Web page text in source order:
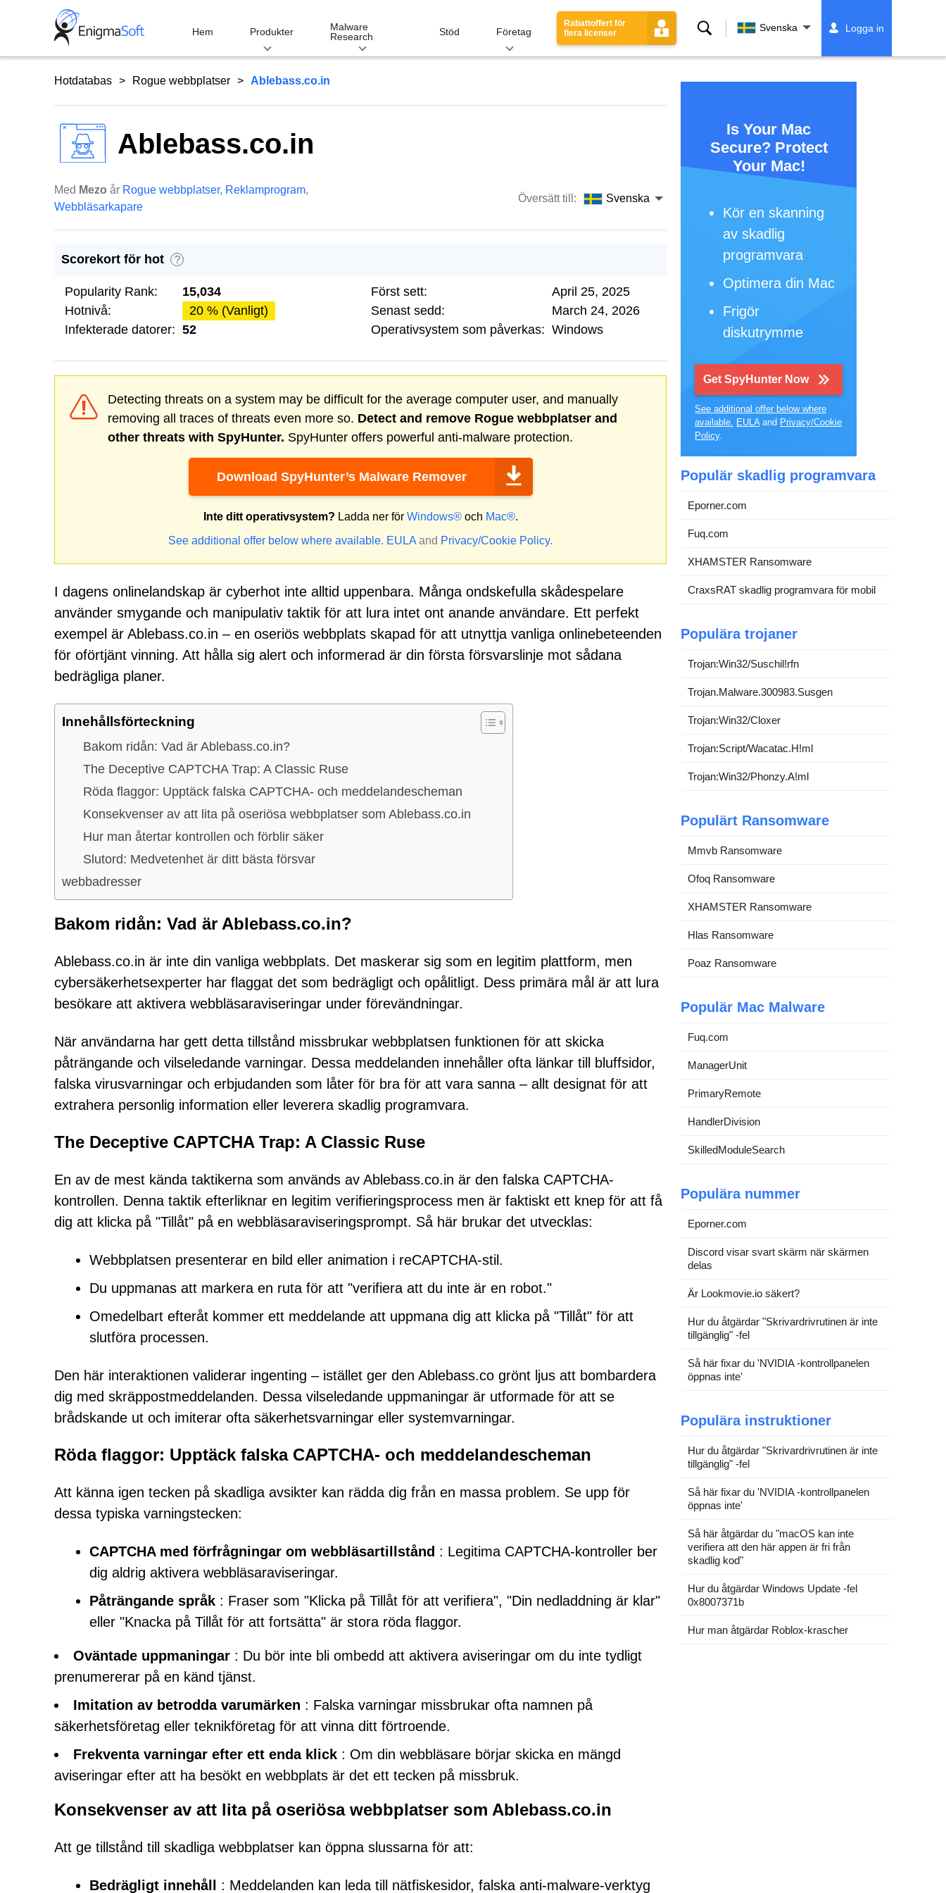
Hem Produkter
Malware
Research
Stöd Företag
Rabattoffert för
flera licenser
Sök Svenska Logga in
Hotdatabas Rogue webbplatser Ablebass.co.in
Ablebass.co.in
Med Mezo år Rogue webbplatser, Reklamprogram,
Webbläsarkapare
Översätt till: Svenska
Scorekort för hot ?
Popularity Rank:
15,034
Hotnivå:
20 % (Vanligt)
Infekterade datorer: 52
Först sett:
April 25, 2025
Senast sedd:
March 24, 2026
Operativsystem som påverkas: Windows
Detecting threats on a system may be difficult for the average computer user, and manually
removing all traces of threats even more so. Detect and remove Rogue webbplatser and
other threats with SpyHunter. SpyHunter offers powerful anti-malware protection.
Download SpyHunter’s Malware Remover
Inte ditt operativsystem? Ladda ner för Windows®och Mac®.
See additional offer below where available. EULA and Privacy/Cookie Policy.
I dagens onlinelandskap är cyberhot inte alltid uppenbara. Många ondskefulla skådespelare
använder smygande och manipulativ taktik för att lura intet ont anande användare. Ett perfekt
exempel är Ablebass.co.in – en oseriös webbplats skapad för att utnyttja vanliga onlinebeteenden
för oförtjänt vinning. Att hålla sig alert och informerad är din första försvarslinje mot sådana
bedrägliga planer.
Innehållsförteckning
Bakom ridån: Vad är Ablebass.co.in?
The Deceptive CAPTCHA Trap: A Classic Ruse
Röda flaggor: Upptäck falska CAPTCHA- och meddelandescheman
Konsekvenser av att lita på oseriösa webbplatser som Ablebass.co.in
Hur man återtar kontrollen och förblir säker
Slutord: Medvetenhet är ditt bästa försvar
webbadresser
Bakom ridån: Vad är Ablebass.co.in?
Ablebass.co.in är inte din vanliga webbplats. Det maskerar sig som en legitim plattform, men
cybersäkerhetsexperter har flaggat det som bedrägligt och opålitligt. Dess primära mål är att lura
besökare att aktivera webbläsaraviseringar under förevändningar.
När användarna har gett detta tillstånd missbrukar webbplatsen funktionen för att skicka
påträngande och vilseledande varningar. Dessa meddelanden innehåller ofta länkar till bluffsidor,
falska virusvarningar och erbjudanden som låter för bra för att vara sanna – allt designat för att
extrahera personlig information eller leverera skadlig programvara.
The Deceptive CAPTCHA Trap: A Classic Ruse
En av de mest kända taktikerna som används av Ablebass.co.in är den falska CAPTCHA-
kontrollen. Denna taktik efterliknar en legitim verifieringsprocess men är faktiskt ett knep för att få
dig att klicka på "Tillåt" på en webbläsaraviseringsprompt. Så här brukar det utvecklas:
Webbplatsen presenterar en bild eller animation i reCAPTCHA-stil.
Du uppmanas att markera en ruta för att "verifiera att du inte är en robot."
Omedelbart efteråt kommer ett meddelande att uppmana dig att klicka på "Tillåt" för att
slutföra processen.
Den här interaktionen validerar ingenting – istället ger den Ablebass.co grönt ljus att bombardera
dig med skräppostmeddelanden. Dessa vilseledande uppmaningar är utformade för att se
brådskande ut och imiterar ofta säkerhetsvarningar eller systemvarningar.
Röda flaggor: Upptäck falska CAPTCHA- och meddelandescheman
Att känna igen tecken på skadliga avsikter kan rädda dig från en massa problem. Se upp för
dessa typiska varningstecken:
CAPTCHA med förfrågningar om webbläsartillstånd : Legitima CAPTCHA-kontroller ber
dig aldrig aktivera webbläsaraviseringar.
Påträngande språk : Fraser som "Klicka på Tillåt för att verifiera", "Din nedladdning är klar"
eller "Knacka på Tillåt för att fortsätta" är stora röda flaggor.
Oväntade uppmaningar : Du bör inte bli ombedd att aktivera aviseringar om du inte tydligt
prenumererar på en känd tjänst.
Imitation av betrodda varumärken : Falska varningar missbrukar ofta namnen på
säkerhetsföretag eller teknikföretag för att vinna ditt förtroende.
Frekventa varningar efter ett enda klick : Om din webbläsare börjar skicka en mängd
aviseringar efter att ha besökt en webbplats är det ett tecken på missbruk.
Konsekvenser av att lita på oseriösa webbplatser som Ablebass.co.in
Att ge tillstånd till skadliga webbplatser kan öppna slussarna för att:
Bedrägligt innehåll
: Meddelanden kan leda till nätfiskesidor, falska anti-malware-verktyg
Is Your Mac
Secure? Protect
Your Mac!
Kör en skanning
av skadlig
programvara
Optimera din Mac
Frigör
diskutrymme
Get SpyHunter Now
See additional offer below where
available. EULAand Privacy/Cookie
Policy.
Populär skadlig programvara
Eporner.com
Fuq.com
XHAMSTER Ransomware
CraxsRAT skadlig programvara för mobil
Populära trojaner
Trojan:Win32/Suschil!rfn
Trojan.Malware.300983.Susgen
Trojan:Win32/Cloxer
Trojan:Script/Wacatac.H!ml
Trojan:Win32/Phonzy.A!ml
Populärt Ransomware
Mmvb Ransomware
Ofoq Ransomware
XHAMSTER Ransomware
Hlas Ransomware
Poaz Ransomware
Populär Mac Malware
Fuq.com
ManagerUnit
PrimaryRemote
HandlerDivision
SkilledModuleSearch
Populära nummer
Eporner.com
Discord visar svart skärm när skärmen
delas
Är Lookmovie.io säkert?
Hur du åtgärdar "Skrivardrivrutinen är inte
tillgänglig" -fel
Så här fixar du 'NVIDIA -kontrollpanelen
öppnas inte'
Populära instruktioner
Hur du åtgärdar "Skrivardrivrutinen är inte
tillgänglig" -fel
Så här fixar du 'NVIDIA -kontrollpanelen
öppnas inte'
Så här åtgärdar du "macOS kan inte
verifiera att den här appen är fri från
skadlig kod"
Hur du åtgärdar Windows Update -fel
0x8007371b
Hur man åtgärdar Roblox-krascher